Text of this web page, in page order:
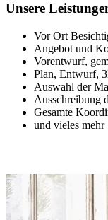
Unsere
Vor Ort
Angebot und
Vorentwurf,
Plan, Entwurf,
Auswahl der
Ausschreibung
Gesamte
und vieles